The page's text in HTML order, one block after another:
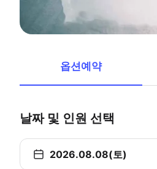
옵션예약
날짜 및 인원 선택
2026.08.08(토)